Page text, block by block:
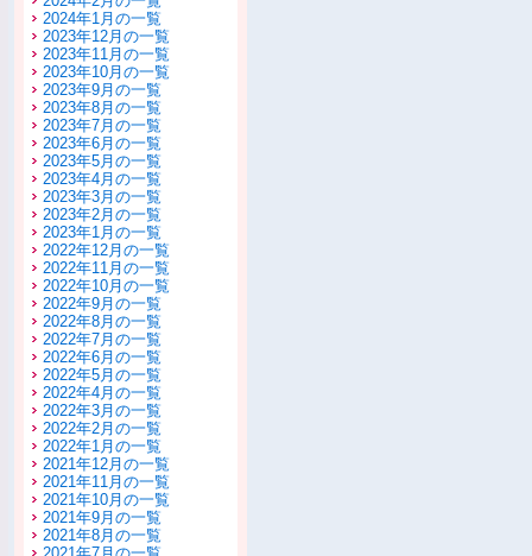
2024年1月の一覧
2023年12月の一覧
2023年11月の一覧
2023年10月の一覧
2023年9月の一覧
2023年8月の一覧
2023年7月の一覧
2023年6月の一覧
2023年5月の一覧
2023年4月の一覧
2023年3月の一覧
2023年2月の一覧
2023年1月の一覧
2022年12月の一覧
2022年11月の一覧
2022年10月の一覧
2022年9月の一覧
2022年8月の一覧
2022年7月の一覧
2022年6月の一覧
2022年5月の一覧
2022年4月の一覧
2022年3月の一覧
2022年2月の一覧
2022年1月の一覧
2021年12月の一覧
2021年11月の一覧
2021年10月の一覧
2021年9月の一覧
2021年8月の一覧